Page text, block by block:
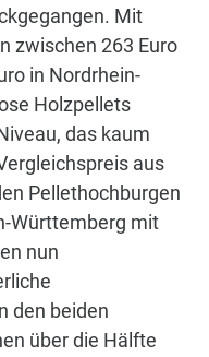
Mit
zwischen 263 Euro
in Nordrhein-
Holzpellets
das kaum
aus
Pellethochburgen
Württemberg mit
nun
den beiden
über die Hälfte